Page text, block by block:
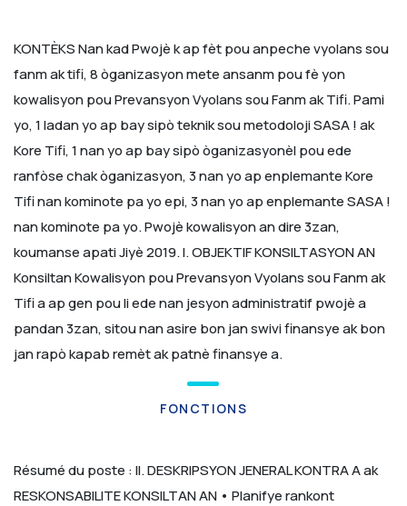
KONTÈKSNan kad Pwojè k ap fèt pou anpeche vyolans sou
fanm ak tifi, 8 òganizasyon mete ansanm pou fè yon
kowalisyon pou Prevansyon Vyolans sou Fanm ak Tifi. Pami
yo, 1 ladan yo ap bay sipò teknik sou metodoloji SASA ! ak
Kore Tifi, 1 nan yo ap bay sipò òganizasyonèl pou ede
ranfòse chak òganizasyon, 3 nan yo ap enplemante Kore
Tifi nan kominote pa yo epi, 3 nan yo ap enplemante SASA !
nan kominote pa yo. Pwojè kowalisyon an dire 3zan,
koumanse apati Jiyè 2019.I. OBJEKTIF KONSILTASYON AN
Konsiltan Kowalisyon pou Prevansyon Vyolans sou Fanm ak
Tifi a ap gen pou li ede nan jesyon administratif pwojè a
pandan 3zan, sitou nan asire bon jan swivi finansye ak bon
jan rapò kapab remèt ak patnè finansye a.
FONCTIONS
Résumé du poste :II. DESKRIPSYON JENERAL KONTRA A ak
RESKONSABILITE KONSILTAN AN • Planifye rankont